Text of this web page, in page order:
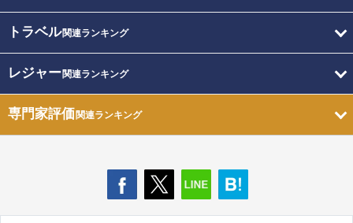
トラベル関連ランキング
レジャー関連ランキング
専門家評価関連ランキング